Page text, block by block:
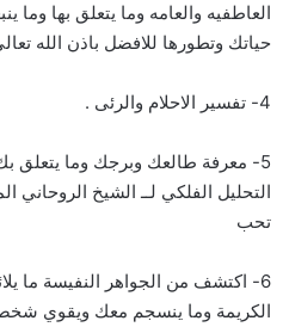
العاطفيه والعامه وما يتعلق بها
حياتك وتطورها للافضل باذن الله
4- تفسير الاحلام والرئى .
5- معرفة طالعك وبرجك وما
التحليل الفلكي لــ الشيخ
تحب
6- اكتشف من الجواهر النفيسة ما
الكريمة وما ينسجم معك ويقوي